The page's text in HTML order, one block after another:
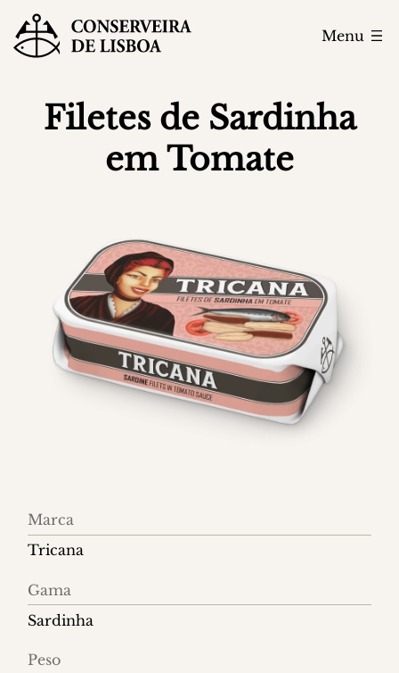
Menu
Filetes de Sardinha
em Tomate
Informações
do
Marca
Tricana
Gama
Sardinha
Peso